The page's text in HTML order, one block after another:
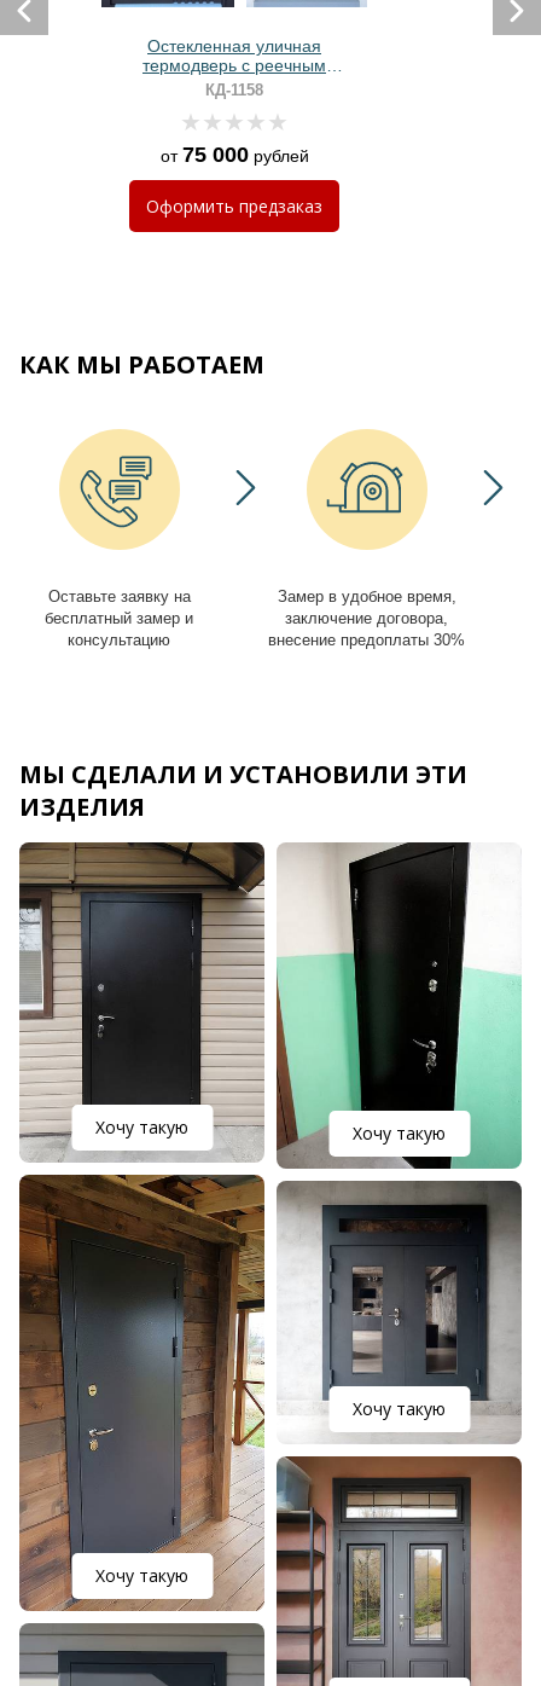
Остекленная уличная
термодверь с реечным
оформлением и порошковым
окрашиванием
КД-1158
от75 000рублей
Оформить предзаказ
КАК МЫ РАБОТАЕМ
Оставьте заявку на
бесплатный замер и
консультацию
Замер в удобное время,
заключение договора,
внесение предоплаты 30%
МЫ СДЕЛАЛИ И УСТАНОВИЛИ ЭТИ
ИЗДЕЛИЯ
Хочу такую
Хочу такую
Хочу такую
Хочу такую